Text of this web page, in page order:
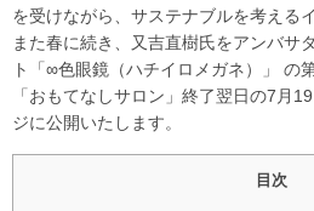
を受けながら、サステナブルを考える
また春に続き、又吉直樹氏をアンバサ
ト「∞色眼鏡（ハチイロメガネ）」 の
「おもてなしサロン」終了翌日の7月
ジに公開いたします。
目次